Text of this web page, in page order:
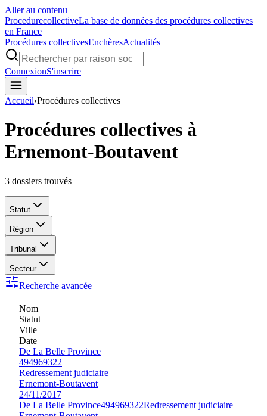
Aller au contenu
ProcedurecollectiveLa base de données des procédures collectives
en France
Procédures collectivesEnchèresActualités
ConnexionS'inscrire
Accueil›Procédures collectives
Procédures collectives à
Ernemont-Boutavent
3 dossiers trouvés
Statut
Région
Tribunal
Secteur
Recherche avancée
Nom
Statut
Ville
Date
De La Belle Province
494969322
Redressement judiciaire
Ernemont-Boutavent
24/11/2017
De La Belle Province494969322Redressement judiciaire